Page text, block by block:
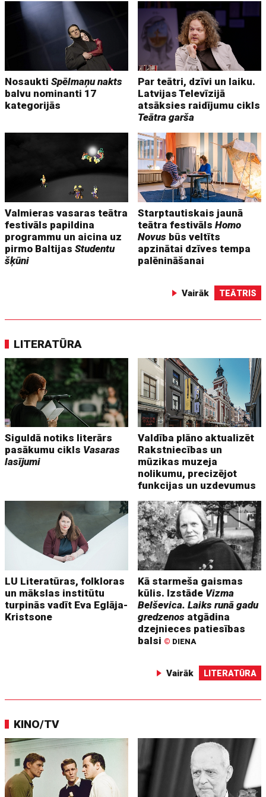
NosauktiSpēlmaņu nakts
balvu nominanti 17
kategorijās
Par teātri, dzīvi un laiku.
Latvijas Televīzijā
atsāksies raidījumu cikls
Teātra garša
Valmieras vasaras teātra
festivāls papildina
programmu un aicina uz
pirmo BaltijasStudentu
šķūni
Starptautiskais jaunā
teātra festivālsHomo
Novus būs veltīts
apzinātai dzīves tempa
palēnināšanai
Vairāk TEĀTRIS
LITERATŪRA
Siguldā notiks literārs
pasākumu cikls Vasaras
lasījumi
Valdība plāno aktualizēt
Rakstniecības un
mūzikas muzeja
nolikumu, precizējot
funkcijas un uzdevumus
LU Literatūras, folkloras
un mākslas institūtu
turpinās vadīt Eva Eglāja-
Kristsone
Kā starmeša gaismas
kūlis. Izstāde Vizma
Belševica. Laiks runā gadu
gredzenos atgādina
dzejnieces patiesības
balsi © DIENA
Vairāk LITERATŪRA
KINO/TV